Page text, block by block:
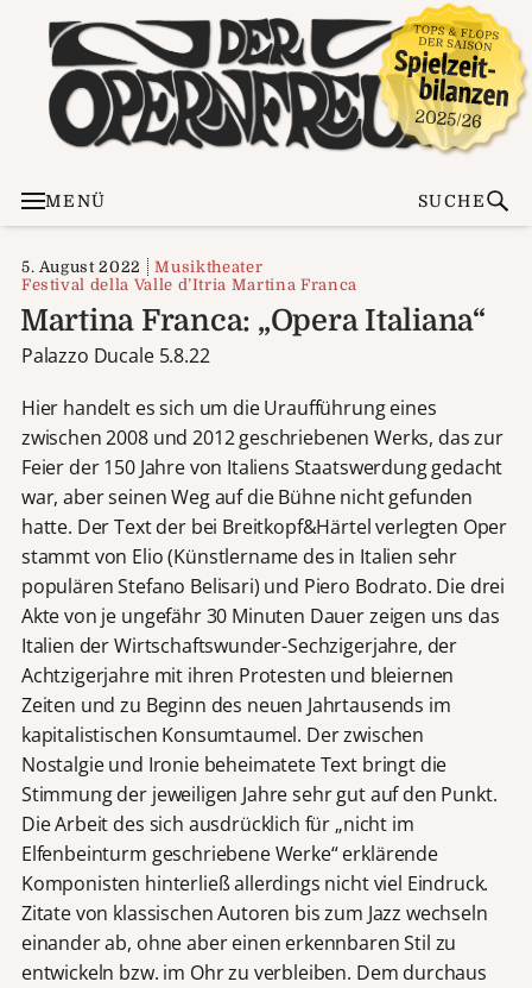
MENÜ SUCHE
5. August 2022
Musiktheater
Festival della Valle d’Itria Martina Franca
Martina Franca: „Opera Italiana“
Palazzo Ducale 5.8.22
Hier handelt es sich um die Uraufführung eines
zwischen 2008 und 2012 geschriebenen Werks, das zur
Feier der 150 Jahre von Italiens Staatswerdung gedacht
war, aber seinen Weg auf die Bühne nicht gefunden
hatte. Der Text der bei Breitkopf&Härtel verlegten Oper
stammt von Elio (Künstlername des in Italien sehr
populären Stefano Belisari) und Piero Bodrato. Die drei
Akte von je ungefähr 30 Minuten Dauer zeigen uns das
Italien der Wirtschaftswunder-Sechzigerjahre, der
Achtzigerjahre mit ihren Protesten und bleiernen
Zeiten und zu Beginn des neuen Jahrtausends im
kapitalistischen Konsumtaumel. Der zwischen
Nostalgie und Ironie beheimatete Text bringt die
Stimmung der jeweiligen Jahre sehr gut auf den Punkt.
Die Arbeit des sich ausdrücklich für „nicht im
Elfenbeinturm geschriebene Werke“ erklärende
Komponisten hinterließ allerdings nicht viel Eindruck.
Zitate von klassischen Autoren bis zum Jazz wechseln
einander ab, ohne aber einen erkennbaren Stil zu
entwickeln bzw. im Ohr zu verbleiben. Dem durchaus